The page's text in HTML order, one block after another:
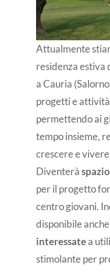
Attualmente
residenza estiva
a Cauria
progetti e
permettendo ai
tempo insieme,
crescere e
Diventerà
per il progetto
centro giovani.
disponibile
interessatea
stimolante per